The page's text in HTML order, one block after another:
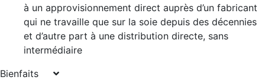
à un approvisionnement direct auprès d’un fabricant
qui ne travaille que sur la soie depuis des décennies
et d’autre part à une distribution directe, sans
intermédiaire
Bienfaits